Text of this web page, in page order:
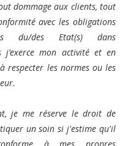
dommage aux clients, tout
avec les obligations
du/des Etat(s) dans
j’exerce mon activité et en
respecter les normes ou les
je me réserve le droit de
un soin si j'estime qu'il